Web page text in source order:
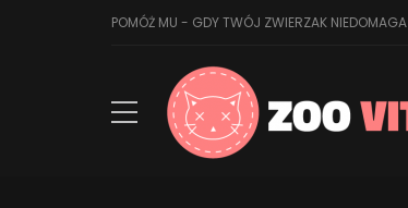
POMÓŻ MU - GDY TWÓJ ZWIERZAK NIEDOMAGA